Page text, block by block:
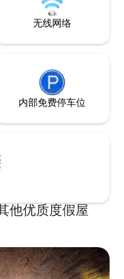
无线网络
内部免费停车位
他优质度假屋